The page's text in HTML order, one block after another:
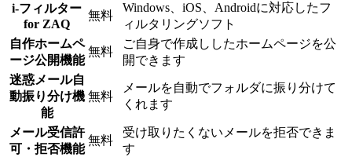
i-フィルター
for ZAQ
無料
Windows、iOS、Androidに対応したフ
ィルタリングソフト
自作ホームペ
ージ公開機能
無料
ご自身で作成ししたホームページを公
開できます
迷惑メール自
動振り分け機
能
無料
メールを自動でフォルダに振り分けて
くれます
メール受信許
可・拒否機能
無料
受け取りたくないメールを拒否できま
す